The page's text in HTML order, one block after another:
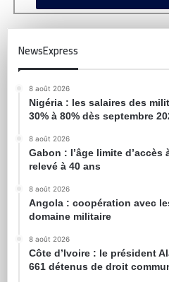
NewsExpress
8 août 2026
Nigéria : les salaires des
30% à 80% dès septembre
8 août 2026
Gabon : l’âge limite
relevé à 40 ans
8 août 2026
Angola : coopération avec
domaine militaire
8 août 2026
Côte d’Ivoire : le président
661 détenus de droit